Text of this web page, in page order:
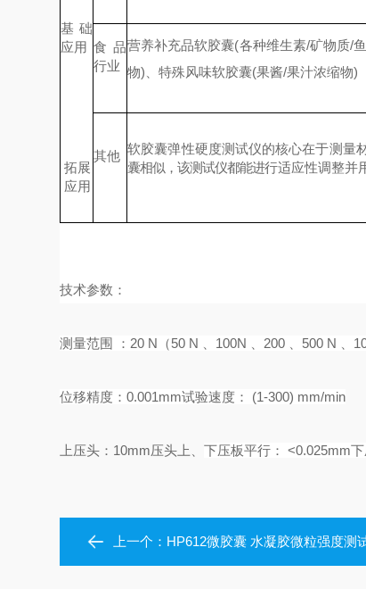
基础
应用 食品
行业
营养补充品软胶囊(各种维生素/矿物质/
物)、特殊风味软胶囊(果酱/果汁浓缩物)
拓展
应用
其他 软胶囊弹性硬度测试仪的核心在于测量
囊相似，该测试仪都能进行适应性调整并
技术参数：
测量范围 ： 20 N（50 N 、 100N 200 500 N 、
位移精度：0.001mm试验速度： (1-300) mm/min
上压头： 10mm压头 上、下压板平行： <0.025mm
上一个： HP612微胶囊 水凝胶微粒强度测